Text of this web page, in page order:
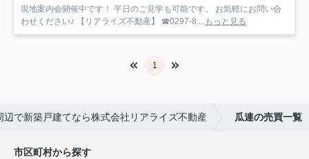
現地案内会開催中です！ 平日のご見学も可能です。 お気軽にお問い合
わせください♪ 【リアライズ不動産】 ☎0297-8... もっと見る
1
辺で新築戸建てなら株式会社リアライズ不動産 瓜連の売買一覧
市区町村から探す